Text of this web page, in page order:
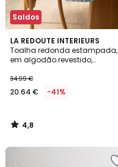
Saldos
LA REDOUTE INTERIEURS
Toalha redonda estampada,
em algodão revestido,
34.99 €
20.64 € -41%
4,8
/ 5
4,8
/